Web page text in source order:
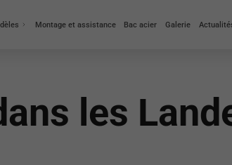
Montage et assistance Bac acier Galerie
les